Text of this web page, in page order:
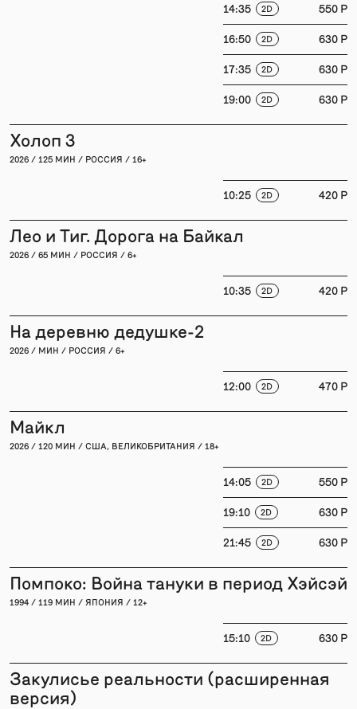
14:35 2D 550 P
16:50 2D 630 P
17:35 2D 630 P
19:00 2D 630 P
Холоп 3
2026 / 125 МИН / РОССИЯ / 16+
10:25 2D 420 P
Лео и Тиг. Дорога на Байкал
2026 / 65 МИН / РОССИЯ / 6+
10:35 2D 420 P
На деревню дедушке-2
2026 / МИН / РОССИЯ / 6+
12:00 2D 470 P
Майкл
2026 / 120 МИН / США, ВЕЛИКОБРИТАНИЯ / 18+
14:05 2D 550 P
19:10 2D 630 P
21:45 2D 630 P
Помпоко: Война тануки в период Хэйсэй
1994 / 119 МИН / ЯПОНИЯ / 12+
15:10 2D 630 P
Закулисье реальности (расширенная
версия)